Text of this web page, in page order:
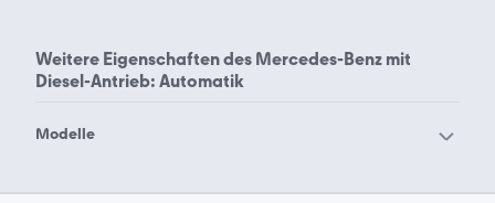
Weitere Eigenschaften des Mercedes-Benz mit
Diesel-Antrieb: Automatik
Modelle